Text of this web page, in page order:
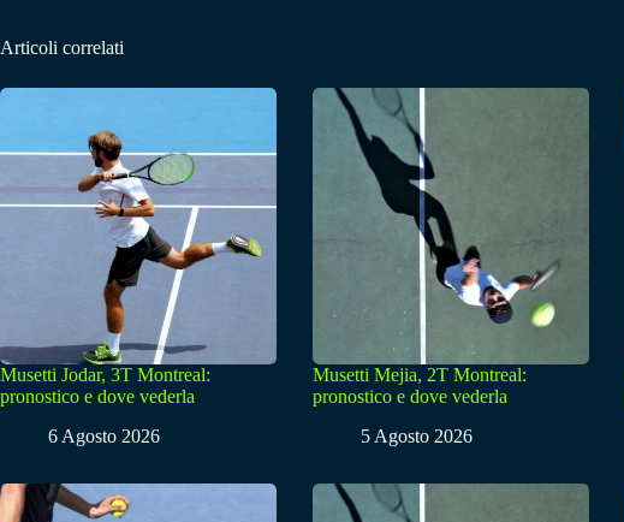
Articoli correlati
Musetti Jodar, 3T Montreal:
pronostico e dove vederla
6 Agosto 2026
Musetti Mejia, 2T Montreal:
pronostico e dove vederla
5 Agosto 2026